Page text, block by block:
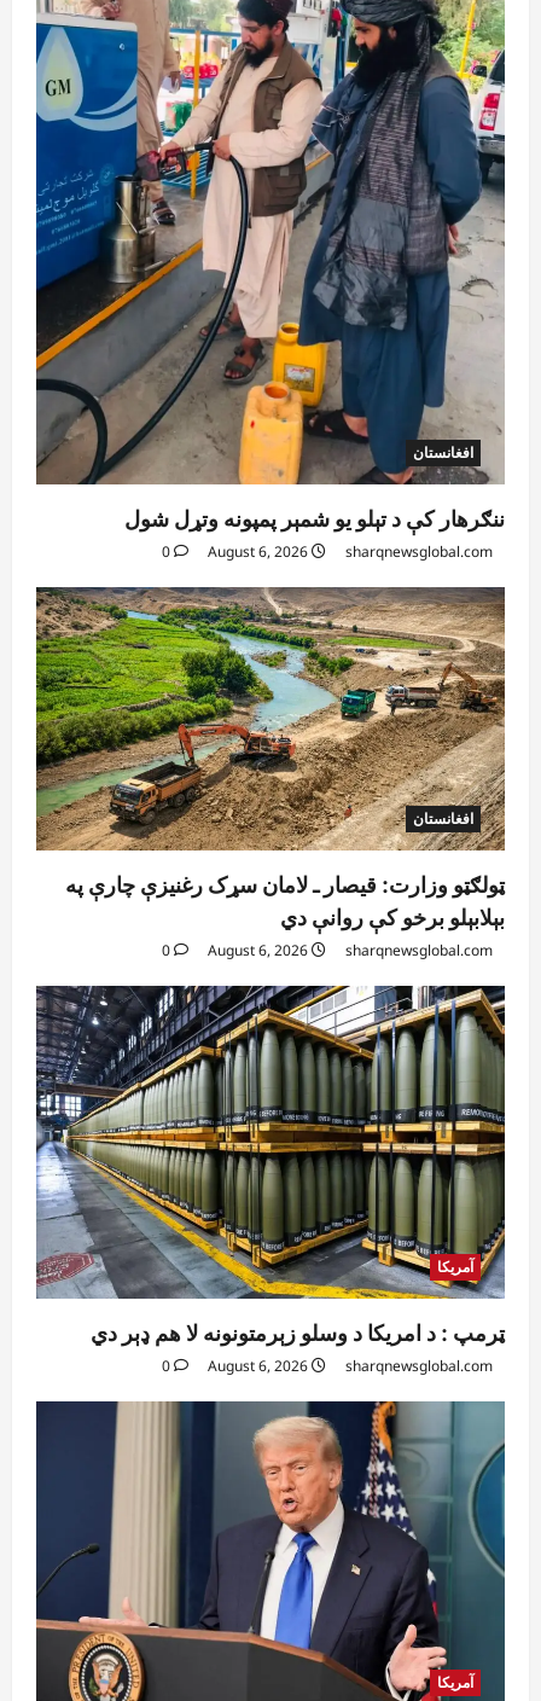
5
اسعارو د قاچاق هڅه شنډه شوه
sharqnewsglobal.com
August 6, 2026
0
افغانستان
ننګرهار کې د تېلو یو شمېر پمپونه وتړل شول
sharqnewsglobal.com
0
افغانستان
ټولګټو وزارت: قیصار ـ لامان سړک رغنیزې چارې په
بېلابېلو برخو کې روانې دي
sharqnewsglobal.com
0
آمریکا
ټرمپ : د امریکا د وسلو زېرمتونونه لا هم ډېر دي
sharqnewsglobal.com
0
آمریکا